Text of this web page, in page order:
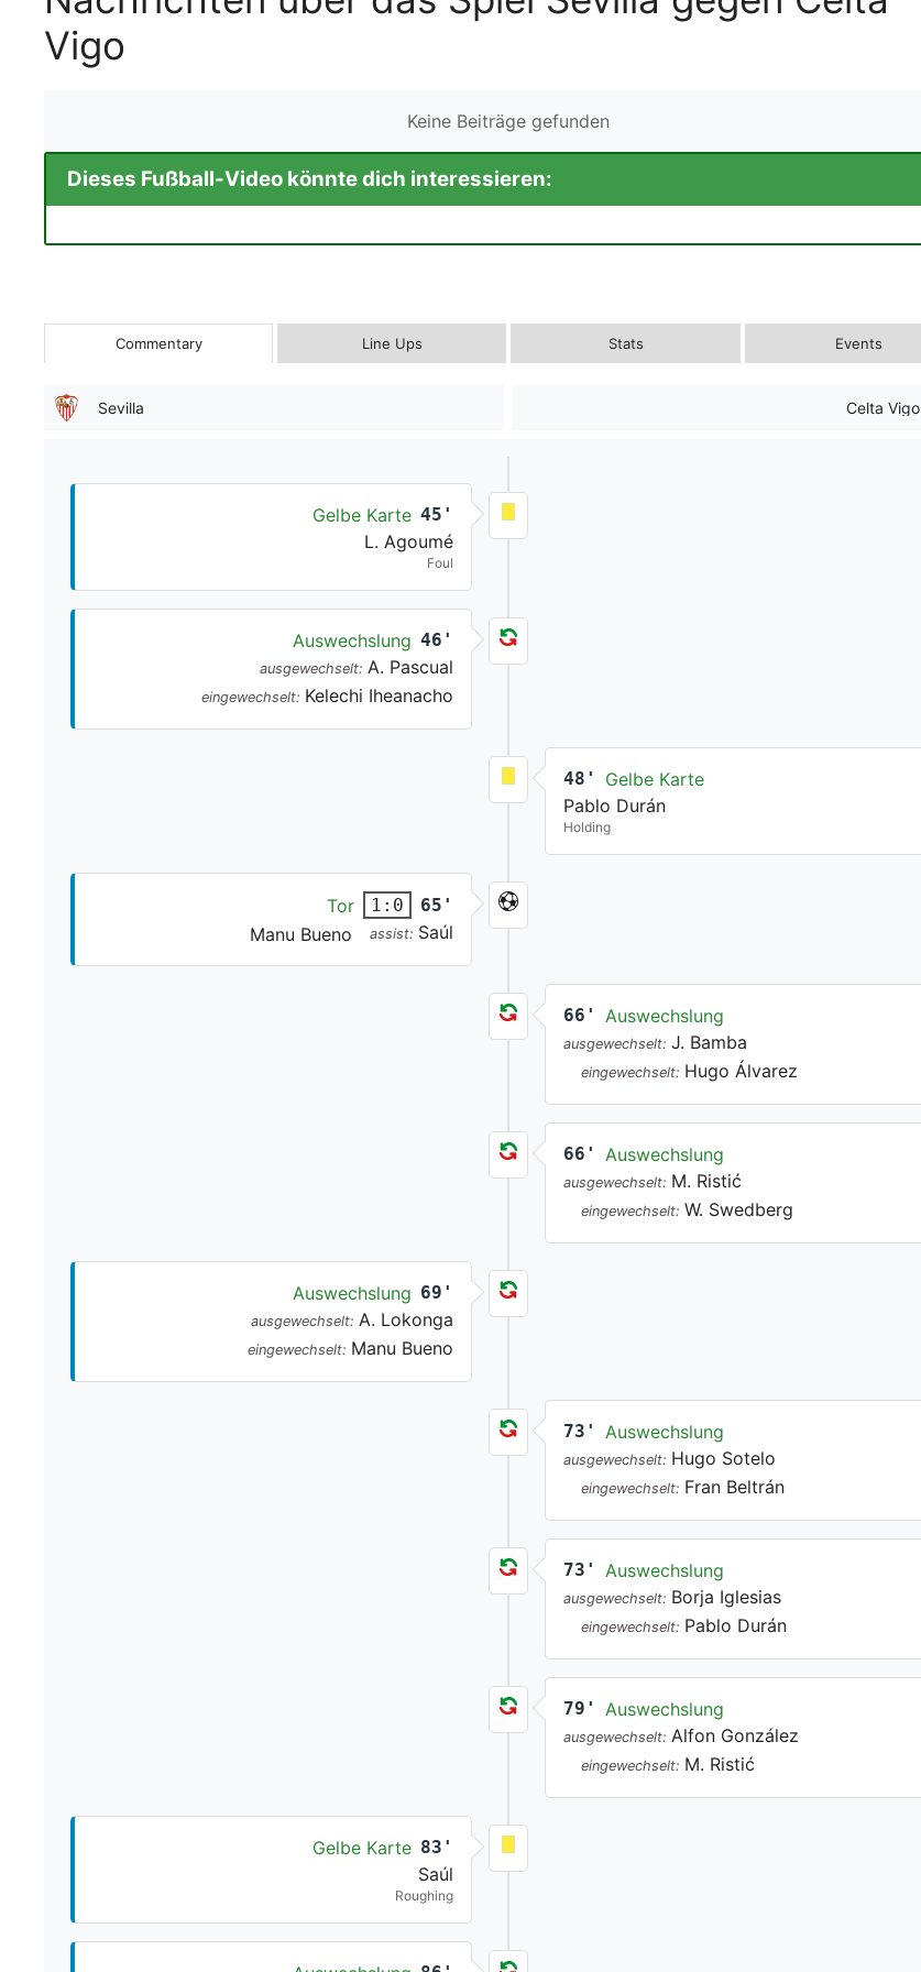
Vigo
Keine Beiträge gefunden
Dieses Fußball-Video könnte dich interessieren:
Commentary Line Ups Stats Events
Sevilla Celta Vigo
Gelbe Karte 45'
L. Agoumé
Foul
Auswechslung 46'
ausgewechselt: A. Pascual
eingewechselt: Kelechi Iheanacho
48'
Gelbe Karte
Pablo Durán
Holding
Tor 1:0 65'
Manu Bueno assist: Saúl
66' Auswechslung
ausgewechselt: J. Bamba
eingewechselt: Hugo Álvarez
66' Auswechslung
ausgewechselt: M. Ristić
eingewechselt: W. Swedberg
Auswechslung 69'
ausgewechselt: A. Lokonga
eingewechselt: Manu Bueno
73' Auswechslung
ausgewechselt: Hugo Sotelo
eingewechselt: Fran Beltrán
73' Auswechslung
ausgewechselt: Borja Iglesias
eingewechselt: Pablo Durán
79' Auswechslung
ausgewechselt: Alfon González
eingewechselt: M. Ristić
Gelbe Karte 83'
Saúl
Roughing